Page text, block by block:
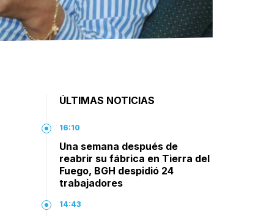
ÚLTIMAS NOTICIAS
16:10
Una semana después de
reabrir su fábrica en Tierra del
Fuego, BGH despidió 24
trabajadores
14:43